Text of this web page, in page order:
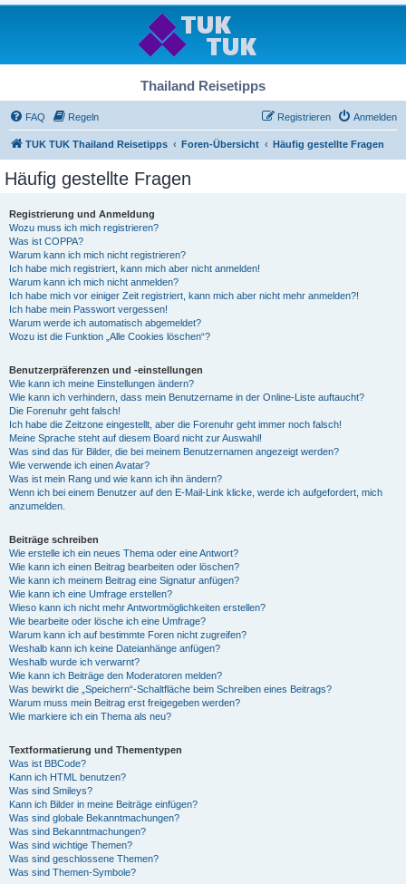
Thailand Reisetipps
FAQ Regeln Anmelden
Registrieren
TUK TUK Thailand Reisetipps Foren-Übersicht Häufig gestellte Fragen
Häufig gestellte Fragen
Registrierung und Anmeldung
Wozu muss ich mich registrieren?
Was ist COPPA?
Warum kann ich mich nicht registrieren?
Ich habe mich registriert, kann mich aber nicht anmelden!
Warum kann ich mich nicht anmelden?
Ich habe mich vor einiger Zeit registriert, kann mich aber nicht mehr anmelden?!
Ich habe mein Passwort vergessen!
Warum werde ich automatisch abgemeldet?
Wozu ist die Funktion „Alle Cookies löschen“?
Benutzerpräferenzen und -einstellungen
Wie kann ich meine Einstellungen ändern?
Wie kann ich verhindern, dass mein Benutzername in der Online-Liste auftaucht?
Die Forenuhr geht falsch!
Ich habe die Zeitzone eingestellt, aber die Forenuhr geht immer noch falsch!
Meine Sprache steht auf diesem Board nicht zur Auswahl!
Was sind das für Bilder, die bei meinem Benutzernamen angezeigt werden?
Wie verwende ich einen Avatar?
Was ist mein Rang und wie kann ich ihn ändern?
Wenn ich bei einem Benutzer auf den E-Mail-Link klicke, werde ich aufgefordert, mich
anzumelden.
Beiträge schreiben
Wie erstelle ich ein neues Thema oder eine Antwort?
Wie kann ich einen Beitrag bearbeiten oder löschen?
Wie kann ich meinem Beitrag eine Signatur anfügen?
Wie kann ich eine Umfrage erstellen?
Wieso kann ich nicht mehr Antwortmöglichkeiten erstellen?
Wie bearbeite oder lösche ich eine Umfrage?
Warum kann ich auf bestimmte Foren nicht zugreifen?
Weshalb kann ich keine Dateianhänge anfügen?
Weshalb wurde ich verwarnt?
Wie kann ich Beiträge den Moderatoren melden?
Was bewirkt die „Speichern“-Schaltfläche beim Schreiben eines Beitrags?
Warum muss mein Beitrag erst freigegeben werden?
Wie markiere ich ein Thema als neu?
Textformatierung und Thementypen
Was ist BBCode?
Kann ich HTML benutzen?
Was sind Smileys?
Kann ich Bilder in meine Beiträge einfügen?
Was sind globale Bekanntmachungen?
Was sind Bekanntmachungen?
Was sind wichtige Themen?
Was sind geschlossene Themen?
Was sind Themen-Symbole?